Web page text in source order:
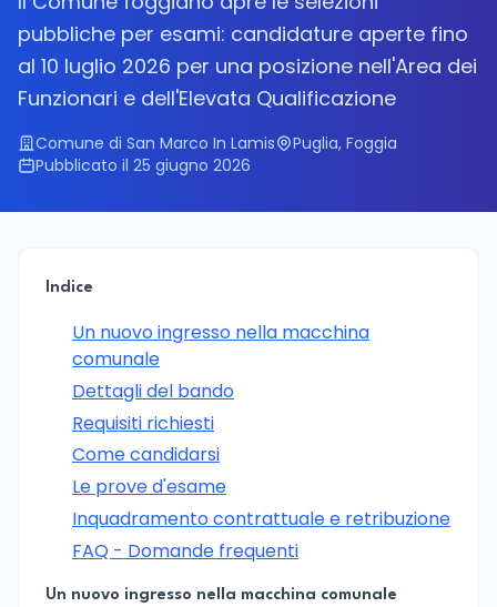
pubbliche per esami: candidature aperte fino
al 10 luglio 2026 per una posizione nell'Area dei
Funzionari e dell'Elevata Qualificazione
Comune di San Marco In Lamis
Puglia, Foggia
Pubblicato il 25 giugno 2026
Indice
Un nuovo ingresso nella macchina
comunale
Dettagli del bando
Requisiti richiesti
Come candidarsi
Le prove d'esame
Inquadramento contrattuale e retribuzione
FAQ - Domande frequenti
Un nuovo ingresso nella macchina comunale